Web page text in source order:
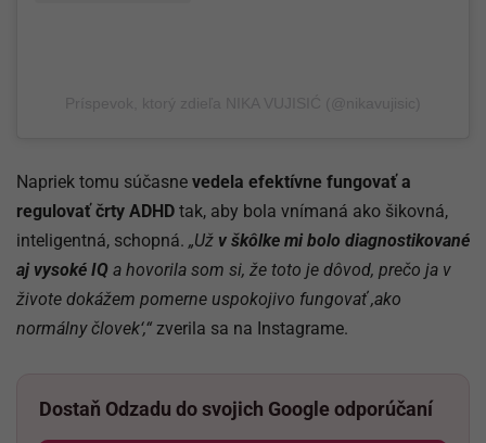
Napriek tomu súčasne vedela efektívne fungovať a
regulovať črty ADHD tak, aby bola vnímaná ako šikovná,
inteligentná, schopná. „Už v škôlke mi bolo diagnostikované
aj vysoké IQ a hovorila som si, že toto je dôvod, prečo ja v
živote dokážem pomerne uspokojivo fungovať ,ako
normálny človek‘,“ zverila sa na Instagrame.
Dostaň Odzadu do svojich Google odporúčaní